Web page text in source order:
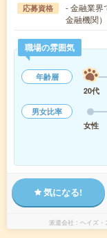
応募資格
- 金融業界
金融機関
職場の雰囲気
年齢層
20代
男女比率
女性
気になる!
派遣会社 ヘイズ・